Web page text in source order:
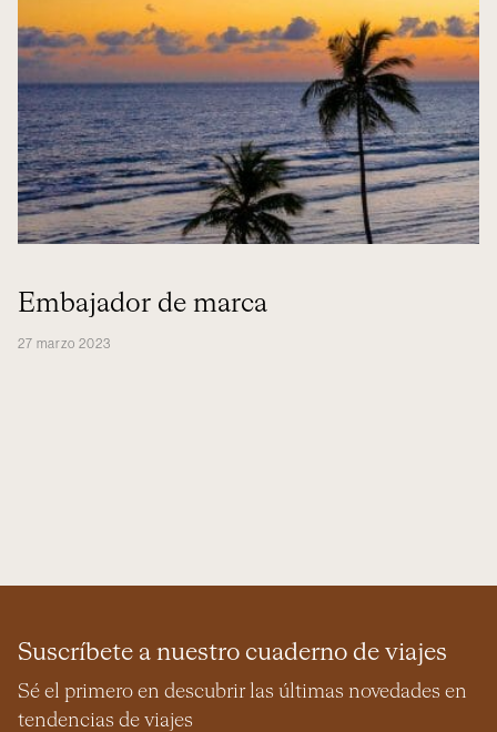
Embajador de marca
27 marzo 2023
Suscríbete a nuestro cuaderno de viajes
Sé el primero en descubrir las últimas novedades en
tendencias de viajes